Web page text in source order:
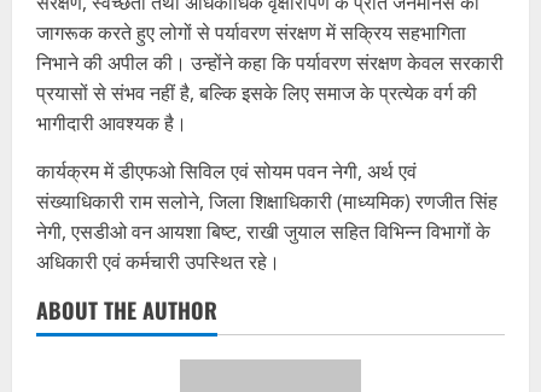
जागरूक करते हुए लोगों से पर्यावरण संरक्षण में सक्रिय सहभागिता
निभाने की अपील की। उन्होंने कहा कि पर्यावरण संरक्षण केवल सरकारी
प्रयासों से संभव नहीं है, बल्कि इसके लिए समाज के प्रत्येक वर्ग की
भागीदारी आवश्यक है।
कार्यक्रम में डीएफओ सिविल एवं सोयम पवन नेगी, अर्थ एवं
संख्याधिकारी राम सलोने, जिला शिक्षाधिकारी (माध्यमिक) रणजीत सिंह
नेगी, एसडीओ वन आयशा बिष्ट, राखी जुयाल सहित विभिन्न विभागों के
अधिकारी एवं कर्मचारी उपस्थित रहे।
ABOUT THE AUTHOR